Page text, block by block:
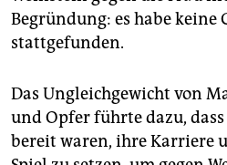
Begründung: es habe keine
stattgefunden.
Das Ungleichgewicht von
und Opfer führte dazu,
bereit waren, ihre Karriere